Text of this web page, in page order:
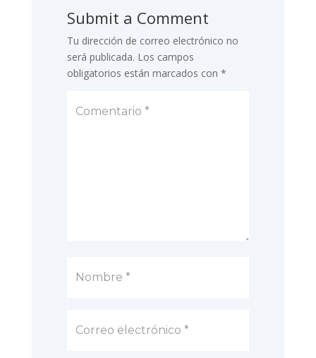
Submit a Comment
Tu dirección de correo electrónico no
será publicada. Los campos
obligatorios están marcados con *